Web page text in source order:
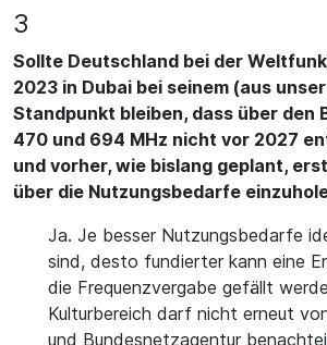
3
Sollte Deutschland bei der
2023 in Dubai bei seinem (aus
Standpunkt bleiben, dass über den
470 und 694 MHz nicht vor 2027
und vorher, wie bislang geplant,
über die Nutzungsbedarfe
Ja. Je besser Nutzungsbedarfe
sind, desto fundierter kann eine
die Frequenzvergabe gefällt
Kulturbereich darf nicht erneut
und Bundesnetzagentur